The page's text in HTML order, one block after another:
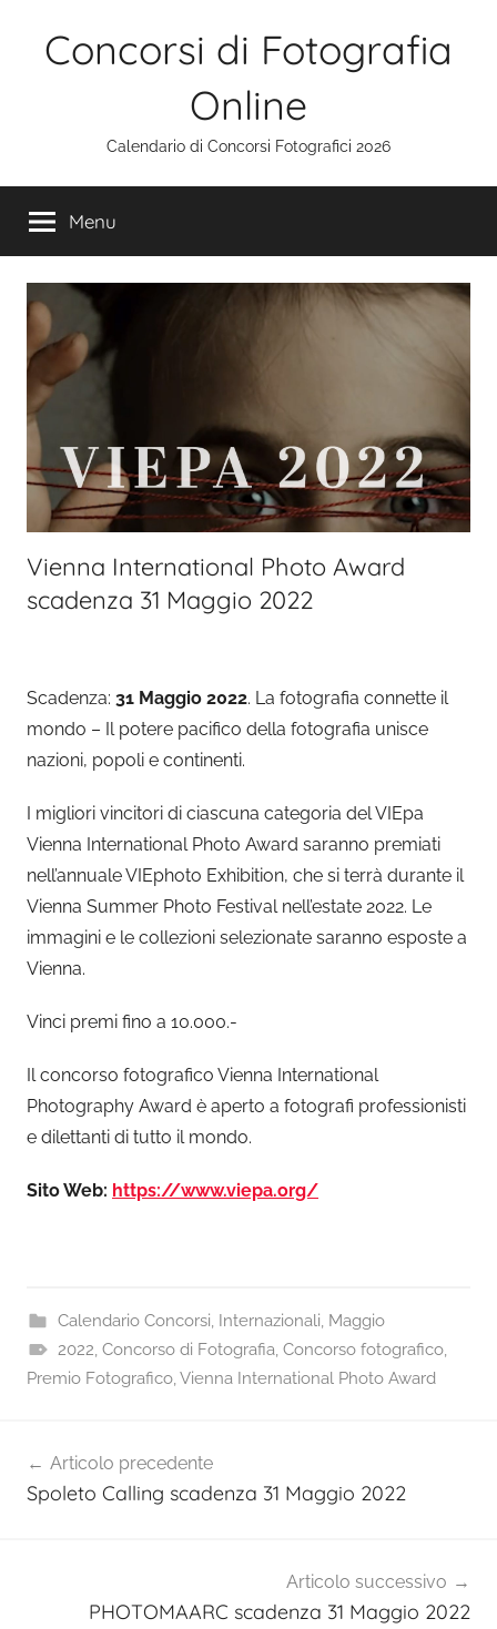
Concorsi di Fotografia
Online
Calendario di Concorsi Fotografici 2026
Menu
Vienna International Photo Award
scadenza 31 Maggio 2022
Scadenza: 31 Maggio 2022. La fotografia connette il
mondo – Il potere pacifico della fotografia unisce
nazioni, popoli e continenti.
I migliori vincitori di ciascuna categoria del VIEpa
Vienna International Photo Award saranno premiati
nell’annuale VIEphoto Exhibition, che si terrà durante il
Vienna Summer Photo Festival nell’estate 2022. Le
immagini e le collezioni selezionate saranno esposte a
Vienna.
Vinci premi fino a 10.000.-
Il concorso fotografico Vienna International
Photography Award è aperto a fotografi professionisti
e dilettanti di tutto il mondo.
Sito Web: https://www.viepa.org/
Calendario Concorsi, Internazionali, Maggio
2022, Concorso di Fotografia, Concorso fotografico,
Premio Fotografico,Vienna International Photo Award
articoli
Articolo precedente
Spoleto Calling scadenza 31 Maggio 2022
Articolo successivo
PHOTOMAARC scadenza 31 Maggio 2022